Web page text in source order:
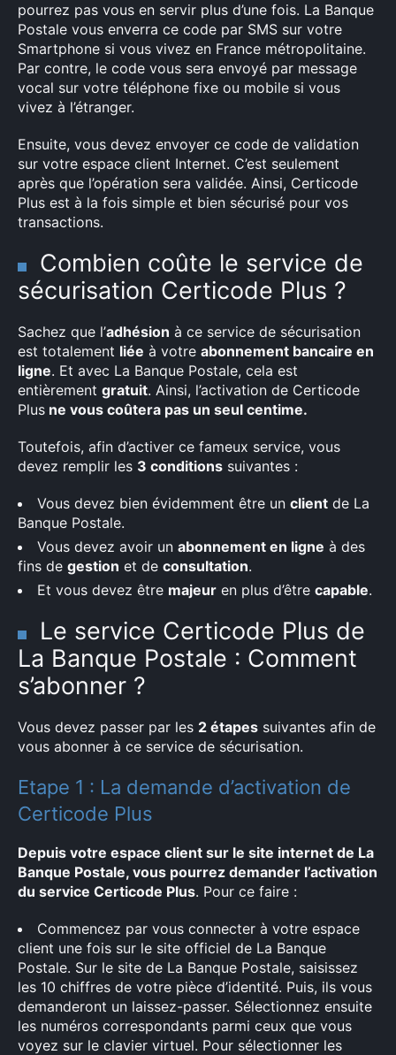
pourrez pas vous en servir plus d’une fois. La Banque
Postale vous enverra ce code par SMS sur votre
Smartphone si vous vivez en France métropolitaine.
Par contre, le code vous sera envoyé par message
vocal sur votre téléphone fixe ou mobile si vous
vivez à l’étranger.
Ensuite, vous devez envoyer ce code de validation
sur votre espace client Internet. C’est seulement
après que l’opération sera validée. Ainsi, Certicode
Plus est à la fois simple et bien sécurisé pour vos
transactions.
Combien coûte le service de
sécurisation Certicode Plus ?
Sachez que l’adhésion à ce service de sécurisation
est totalement liée à votre abonnement bancaire en
ligne. Et avec La Banque Postale, cela est
entièrement gratuit. Ainsi, l’activation de Certicode
Plus ne vous coûtera pas un seul centime.
Toutefois, afin d’activer ce fameux service, vous
devez remplir les 3 conditions suivantes :
Vous devez bien évidemment être un client de La
Banque Postale.
Vous devez avoir un abonnement en ligne à des
fins de gestion et de consultation.
Et vous devez être majeur en plus d’être capable.
Le service Certicode Plus de
La Banque Postale : Comment
s’abonner ?
Vous devez passer par les 2 étapes suivantes afin de
vous abonner à ce service de sécurisation.
Etape 1 : La demande d’activation de
Certicode Plus
Depuis votre espace client sur le site internet de La
Banque Postale, vous pourrez demander l’activation
du service Certicode Plus. Pour ce faire :
Commencez par vous connecter à votre espace
client une fois sur le site officiel de La Banque
Postale. Sur le site de La Banque Postale, saisissez
les 10 chiffres de votre pièce d’identité. Puis, ils vous
demanderont un laissez-passer. Sélectionnez ensuite
les numéros correspondants parmi ceux que vous
voyez sur le clavier virtuel. Pour sélectionner les
×